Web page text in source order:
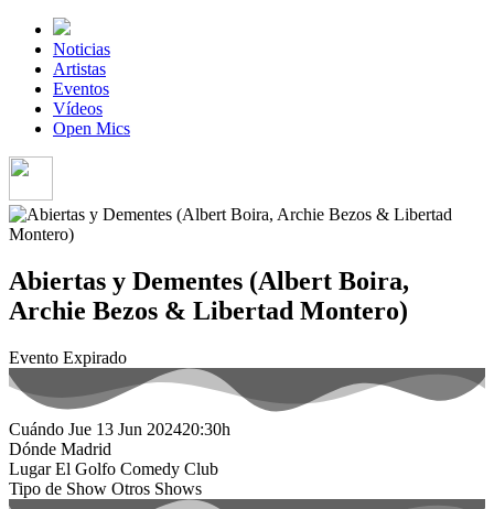
Noticias
Artistas
Eventos
Vídeos
Open Mics
Abiertas y Dementes (Albert Boira,
Archie Bezos & Libertad Montero)
Evento Expirado
Cuándo Jue 13 Jun 202420:30h
Dónde Madrid
LugarEl Golfo Comedy Club
Tipo de Show Otros Shows